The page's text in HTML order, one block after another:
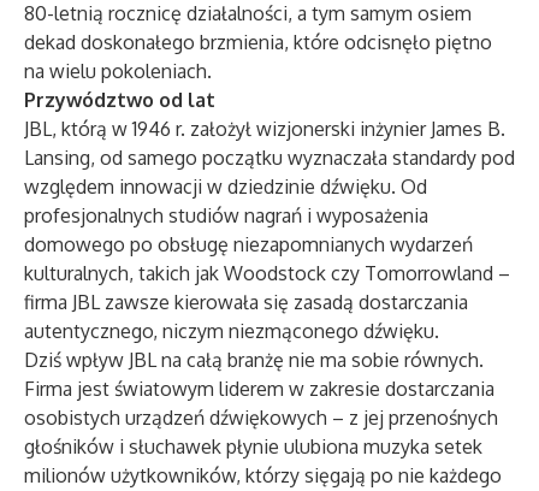
80-letnią rocznicę działalności, a tym samym osiem
dekad doskonałego brzmienia, które odcisnęło piętno
na wielu pokoleniach.
Przywództwo od lat
JBL, którą w 1946 r. założył wizjonerski inżynier James B.
Lansing, od samego początku wyznaczała standardy pod
względem innowacji w dziedzinie dźwięku. Od
profesjonalnych studiów nagrań i wyposażenia
domowego po obsługę niezapomnianych wydarzeń
kulturalnych, takich jak Woodstock czy Tomorrowland –
firma JBL zawsze kierowała się zasadą dostarczania
autentycznego, niczym niezmąconego dźwięku.
Dziś wpływ JBL na całą branżę nie ma sobie równych.
Firma jest światowym liderem w zakresie dostarczania
osobistych urządzeń dźwiękowych – z jej przenośnych
głośników i słuchawek płynie ulubiona muzyka setek
milionów użytkowników, którzy sięgają po nie każdego